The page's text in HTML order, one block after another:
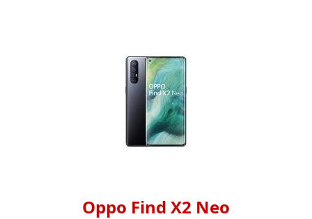
Oppo Find X2 Neo